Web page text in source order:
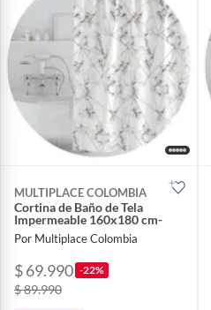
MULTIPLACE COLOMBIA
Cortina de Baño de Tela
Impermeable 160x180 cm-
Por Multiplace Colombia
$ 69.990 -22%
$ 89.990